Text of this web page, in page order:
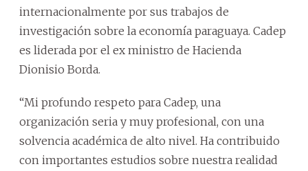
internacionalmente por sus trabajos de
investigación sobre la economía paraguaya. Cadep
es liderada por el ex ministro de Hacienda
Dionisio Borda.
“Mi profundo respeto para Cadep, una
organización seria y muy profesional, con una
solvencia académica de alto nivel. Ha contribuido
con importantes estudios sobre nuestra realidad